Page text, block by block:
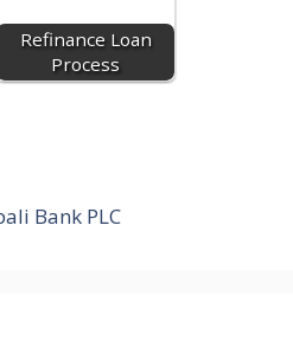
Refinance Loan
Process
Bank PLC